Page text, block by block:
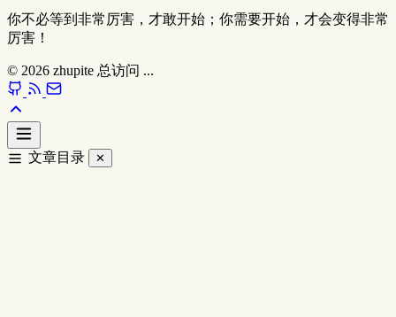
你不必等到非常厉害，才敢开始；你需要开始，才会变得非常
厉害！
© 2026 zhupite 总访问 ...
文章目录 ✕